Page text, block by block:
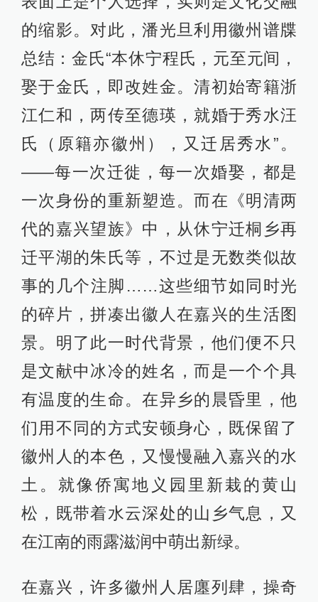
的缩影。对此，潘光旦利用徽州谱牒
总结：金氏“本休宁程氏，元至元间，
娶于金氏，即改姓金。清初始寄籍浙
江仁和，两传至德瑛，就婚于秀水汪
氏（原籍亦徽州），又迁居秀水”。
——每一次迁徙，每一次婚娶，都是
一次身份的重新塑造。而在《明清两
代的嘉兴望族》中，从休宁迁桐乡再
迁平湖的朱氏等，不过是无数类似故
事的几个注脚……这些细节如同时光
的碎片，拼凑出徽人在嘉兴的生活图
景。明了此一时代背景，他们便不只
是文献中冰冷的姓名，而是一个个具
有温度的生命。在异乡的晨昏里，他
们用不同的方式安顿身心，既保留了
徽州人的本色，又慢慢融入嘉兴的水
土。就像侨寓地义园里新栽的黄山
松，既带着水云深处的山乡气息，又
在江南的雨露滋润中萌出新绿。
在嘉兴，许多徽州人居廛列肆，操奇